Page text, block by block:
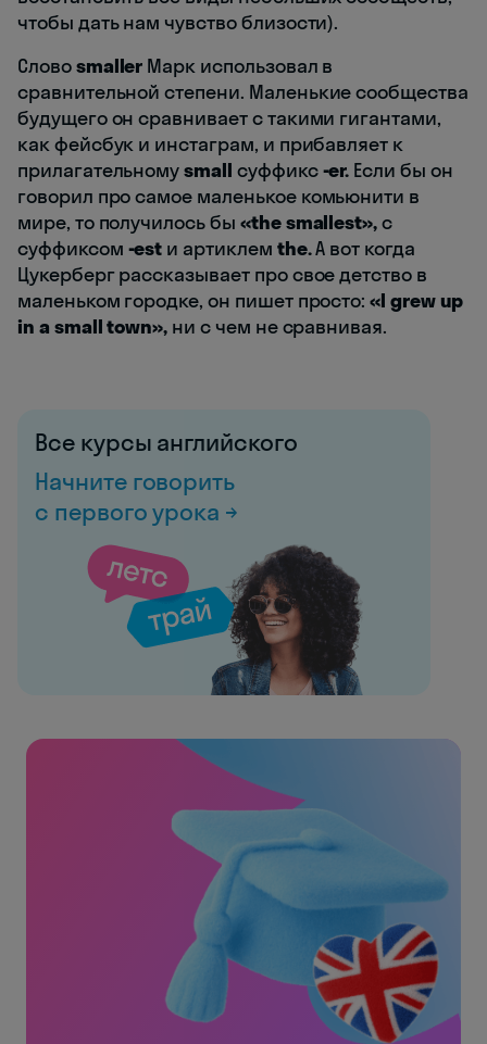
чтобы дать нам чувство близости).
Словоsmaller Марк использовал в
сравнительной степени. Маленькие сообщества
будущего он сравнивает с такими гигантами,
как фейсбук и инстаграм, и прибавляет к
прилагательномуsmall суффикс-er. Если бы он
говорил про самое маленькое комьюнити в
мире, то получилось бы «the smallest»,с
суффиксом -est и артиклем the.А вот когда
Цукерберг рассказывает про свое детство в
маленьком городке, он пишет просто:«I grew up
in a small town», ни с чем не сравнивая.
Все курсы английского
Начните говорить
с первого урока →